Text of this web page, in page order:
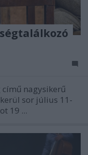
nagysikerű
sor július 11-
19 ...